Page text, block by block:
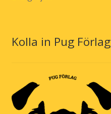
Kolla in Pug Förlag